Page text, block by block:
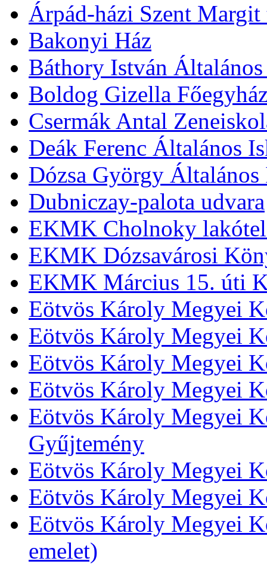
Árpád-házi Szent
Bakonyi Ház
Báthory István
Boldog Gizella
Csermák Antal
Deák Ferenc Általános
Dózsa György Általános
Dubniczay-palota udvara
EKMK Cholnoky
EKMK Dózsavárosi
EKMK Március 15. úti
Eötvös Károly Megyei
Eötvös Károly Megyei
Eötvös Károly Megyei
Eötvös Károly Megyei
Eötvös Károly Megyei
Gyűjtemény
Eötvös Károly Megyei
Eötvös Károly Megyei
Eötvös Károly Megyei
emelet)